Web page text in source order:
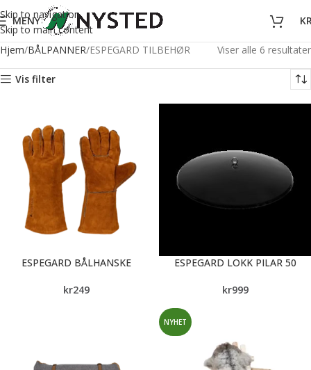
Skip to navigation
Skip to main content
MENY
Hjem BÅLPANNER ESPEGARD TILBEHØR Viser alle 6 resultater
Vis filter
ESPEGARD BÅLHANSKE
kr249
ESPEGARD LOKK PILAR 50
kr999
NYHET